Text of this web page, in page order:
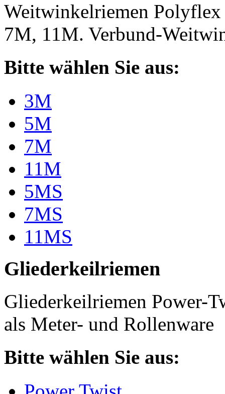
Weitwinkelriemen
7M, 11M. Verbund-
Bitte wählen Sie aus:
3M
5M
7M
11M
5MS
7MS
11MS
Gliederkeilriemen
Gliederkeilriemen Power-
als Meter- und Rollenware
Bitte wählen Sie aus: